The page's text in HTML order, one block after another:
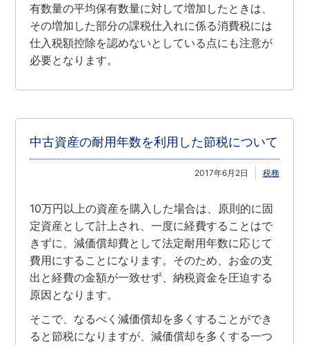
有数量の平均保有数量に対して増加したときは、
その増加した部分の課税仕入れに係る消費税には
仕入税額控除を認めないとしている点にも注意が
必要となります。
中古資産の耐用年数を利用した節税について
2017年6月2日 税務
10万円以上の資産を購入した場合は、原則的に固
定資産として計上され、一度に経費することはで
きずに、減価償却費として法定耐用年数に応じて
費用にすることになります。そのため、お金の支
出と経費の金額が一致せず、納税資金を圧迫する
原因となります。
そこで、なるべく減価償却を多くすることができ
ると節税になりますが、減価償却を多くする一つ